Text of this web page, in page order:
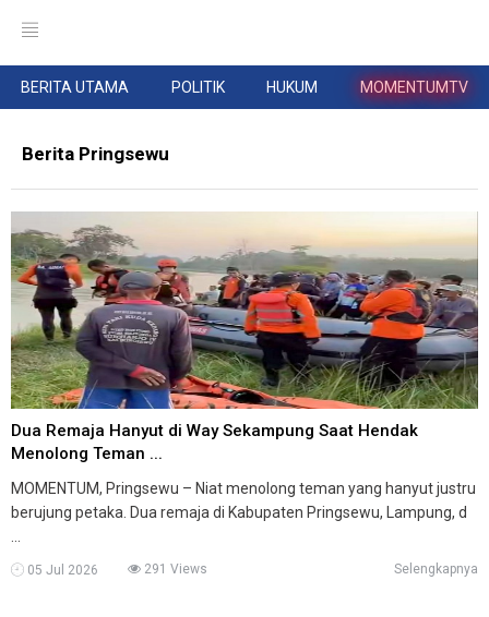
BERITA UTAMA POLITIK HUKUM MOMENTUMTV
Berita Pringsewu
Dua Remaja Hanyut di Way Sekampung Saat Hendak
Menolong Teman ...
MOMENTUM, Pringsewu – Niat menolong teman yang hanyut justru
berujung petaka. Dua remaja di Kabupaten Pringsewu, Lampung, d
05 Jul 2026 291 Views Selengkapnya